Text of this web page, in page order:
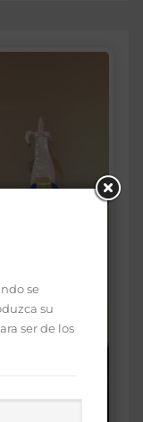
se
su
ser de los